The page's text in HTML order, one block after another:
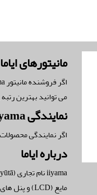
مانیتورهای ایاما
می توانید بهترین
نمایندگی iiyama
اگر نمایندگی محصولات iiyama در ایران هستید iiyama.ir را به شما توصیه می کنیم.
درباره ایاما